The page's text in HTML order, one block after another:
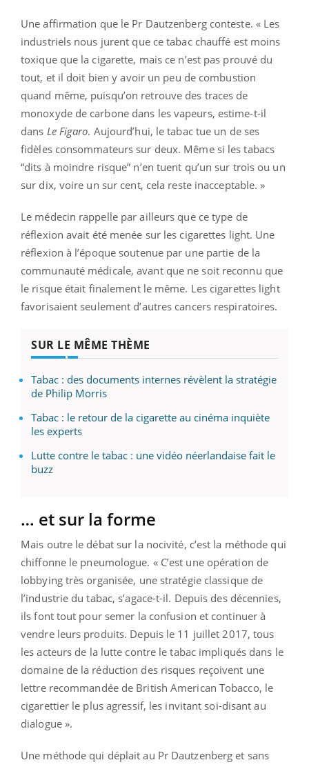
Une affirmation que le Pr Dautzenberg conteste. « Les
industriels nous jurent que ce tabac chauffé est moins
toxique que la cigarette, mais ce n’est pas prouvé du
tout, et il doit bien y avoir un peu de combustion
quand même, puisqu’on retrouve des traces de
monoxyde de carbone dans les vapeurs, estime-t-il
dans Le Figaro. Aujourd’hui, le tabac tue un de ses
fidèles consommateurs sur deux. Même si les tabacs
“dits à moindre risque” n’en tuent qu’un sur trois ou un
sur dix, voire un sur cent, cela reste inacceptable. »
Le médecin rappelle par ailleurs que ce type de
réflexion avait été menée sur les cigarettes light. Une
réflexion à l’époque soutenue par une partie de la
communauté médicale, avant que ne soit reconnu que
le risque était finalement le même. Les cigarettes light
favorisaient seulement d’autres cancers respiratoires.
SUR LE MÊME THÈME
Tabac : des documents internes révèlent la stratégie
de Philip Morris
Tabac : le retour de la cigarette au cinéma inquiète
les experts
Lutte contre le tabac : une vidéo néerlandaise fait le
buzz
… et sur la forme
Mais outre le débat sur la nocivité, c’est la méthode qui
chiffonne le pneumologue. « C’est une opération de
lobbying très organisée, une stratégie classique de
l’industrie du tabac, s’agace-t-il. Depuis des décennies,
ils font tout pour semer la confusion et continuer à
vendre leurs produits. Depuis le 11 juillet 2017, tous
les acteurs de la lutte contre le tabac impliqués dans le
domaine de la réduction des risques reçoivent une
lettre recommandée de British American Tobacco, le
cigarettier le plus agressif, les invitant soi-disant au
dialogue ».
Une méthode qui déplait au Pr Dautzenberg et sans